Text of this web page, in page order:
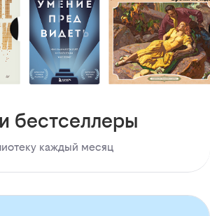
бестселлеры
каждый месяц